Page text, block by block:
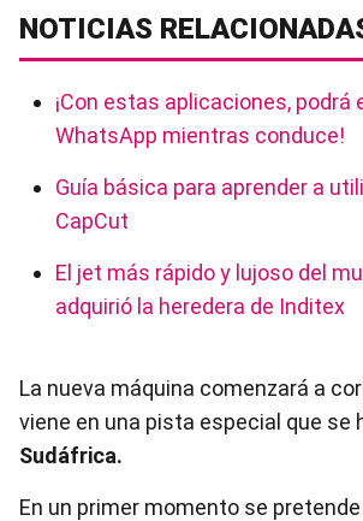
NOTICIAS
¡Con estas aplicaciones, podrá
WhatsApp mientras conduce!
Guía básica para aprender a
CapCut
El jet más rápido y lujoso del
adquirió la heredera de Inditex
La nueva máquina comenzará a
viene en una pista especial que se
Sudáfrica.
En un primer momento se